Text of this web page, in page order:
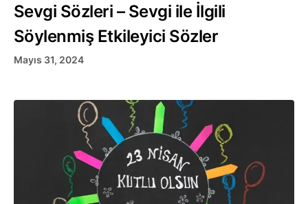
Sevgi Sözleri – Sevgi ile İlgili
Söylenmiş Etkileyici Sözler
Mayıs 31, 2024